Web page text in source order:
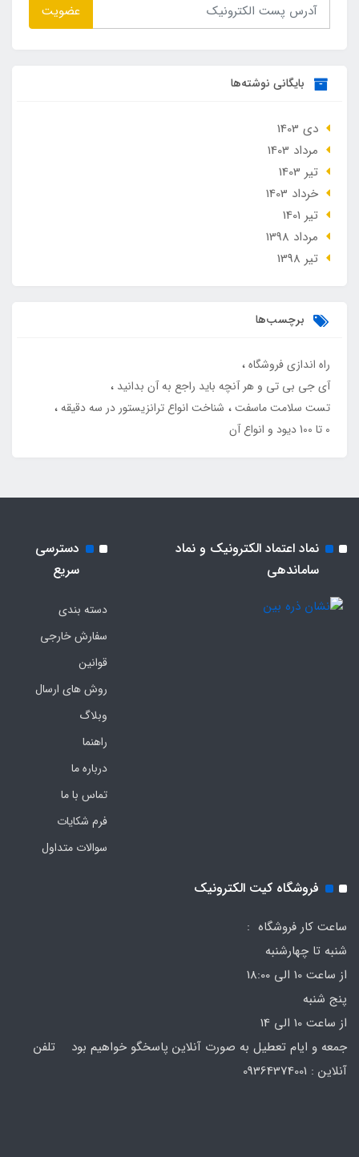
عضویت
بایگانی نوشته‌ها
دی 1403
مرداد 1403
تير 1403
خرداد 1403
تير 1401
مرداد 1398
تير 1398
برچسب‌ها
راه اندازی فروشگاه
آی جی بی تی و هر آنچه باید راجع به آن بدانید
تست سلامت ماسفت
شناخت انواع ترانزیستور در سه دقیقه
0 تا 100 دیود و انواع آن
نماد اعتماد الکترونیک و نماد
ساماندهی
دسترسی
سریع
دسته بندی
سفارش خارجی
قوانین
روش های ارسال
وبلاگ
راهنما
درباره ما
تماس با ما
فرم‌ شکایات
سوالات متداول
فروشگاه کیت الکترونیک
ساعت کار فروشگاه :
شنبه تا چهارشنبه
از ساعت 10 الی 18:00
پنج شنبه
از ساعت 10 الی 14
جمعه و ایام تعطیل به صورت آنلاین پاسخگو خواهیم بود تلفن